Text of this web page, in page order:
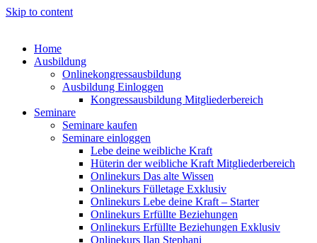
Skip to content
Home
Ausbildung
Onlinekongressausbildung
Ausbildung Einloggen
Kongressausbildung Mitgliederbereich
Seminare
Seminare kaufen
Seminare einloggen
Lebe deine weibliche Kraft
Hüterin der weibliche Kraft Mitgliederbereich
Onlinekurs Das alte Wissen
Onlinekurs Fülletage Exklusiv
Onlinekurs Lebe deine Kraft – Starter
Onlinekurs Erfüllte Beziehungen
Onlinekurs Erfüllte Beziehungen Exklusiv
Onlinekurs Ilan Stephani